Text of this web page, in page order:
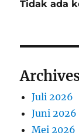
Tidak ada
Juli 2026
Juni 2026
Mei 2026